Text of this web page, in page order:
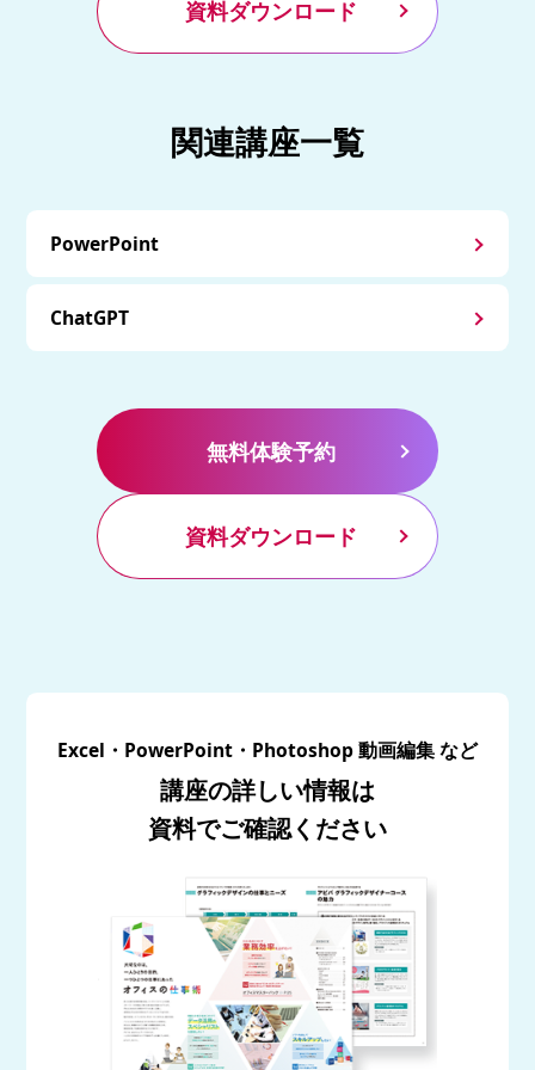
資料ダウンロード
関連講座一覧
PowerPoint
ChatGPT
無料体験予約
資料ダウンロード
Excel・PowerPoint・Photoshop 動画編集 など
講座の詳しい情報は
資料でご確認ください